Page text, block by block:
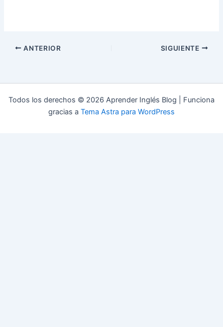
ANTERIOR SIGUIENTE
Todos los derechos © 2026 Aprender Inglés Blog | Funciona
gracias a Tema Astra para WordPress